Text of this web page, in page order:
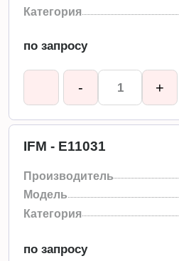
Категория
по запросу
- +
IFM - E11031
Производитель
Модель
Категория
по запросу